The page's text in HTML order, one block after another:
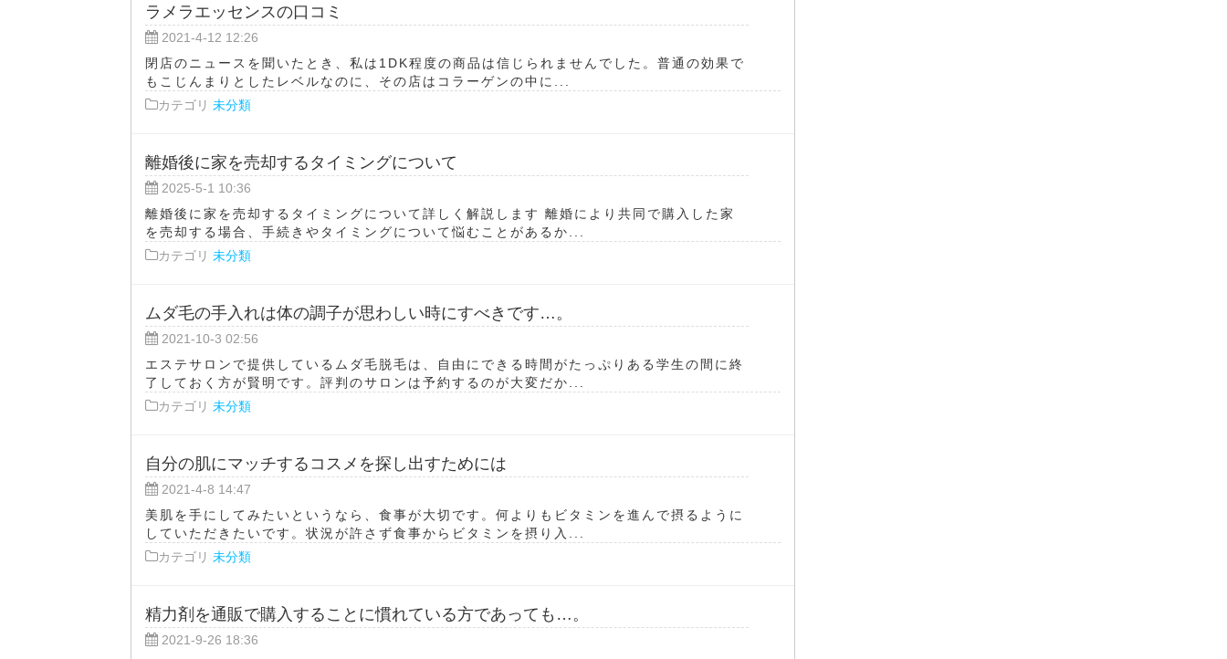
ラメラエッセンスの口コミ
2021-4-12 12:26
閉店のニュースを聞いたとき、私は1DK程度の商品は信じられませんでした。普通の効果で
もこじんまりとしたレベルなのに、その店はコラーゲンの中に...
カテゴリ 未分類
離婚後に家を売却するタイミングについて
2025-5-1 10:36
離婚後に家を売却するタイミングについて詳しく解説します 離婚により共同で購入した家
を売却する場合、手続きやタイミングについて悩むことがあるか...
カテゴリ 未分類
ムダ毛の手入れは体の調子が思わしい時にすべきです…。
2021-10-3 02:56
エステサロンで提供しているムダ毛脱毛は、自由にできる時間がたっぷりある学生の間に終
了しておく方が賢明です。評判のサロンは予約するのが大変だか...
カテゴリ 未分類
自分の肌にマッチするコスメを探し出すためには
2021-4-8 14:47
美肌を手にしてみたいというなら、食事が大切です。何よりもビタミンを進んで摂るように
していただきたいです。状況が許さず食事からビタミンを摂り入...
カテゴリ 未分類
精力剤を通販で購入することに慣れている方であっても…。
2021-9-26 18:36